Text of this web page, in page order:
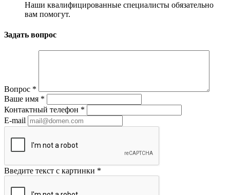
Наши квалифицированные специалисты обязательно
вам помогут.
Задать вопрос
Вопрос *
Ваше имя *
Контактный телефон *
E-mail
Введите текст с картинки *